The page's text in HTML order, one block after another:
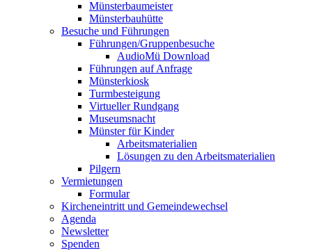
Münsterbaumeister
Münsterbauhütte
Besuche und Führungen
Führungen/Gruppenbesuche
AudioMü Download
Führungen auf Anfrage
Münsterkiosk
Turmbesteigung
Virtueller Rundgang
Museumsnacht
Münster für Kinder
Arbeitsmaterialien
Lösungen zu den Arbeitsmaterialien
Pilgern
Vermietungen
Formular
Kircheneintritt und Gemeindewechsel
Agenda
Newsletter
Spenden